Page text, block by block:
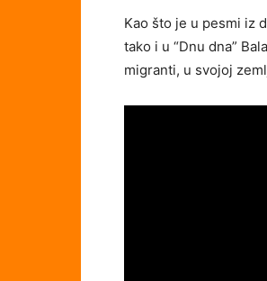
Kao što je u pesmi iz
tako i u “Dnu dna”
migranti, u svojoj